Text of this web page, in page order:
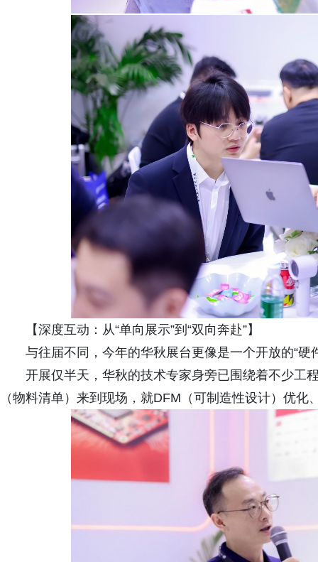
【深度互动：从“单向展示”到“双向奔赴”】
与往届不同，今年的华秋展台更像是一个开放的“硬
开展仅半天，华秋的技术专家身旁已围绕着不少工
（物料清单）来到现场，就DFM（可制造性设计）优化